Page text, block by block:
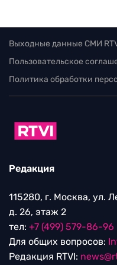
Выходные данные СМИ
Пользовательское
Политика обработки
Редакция
115280, г. Москва, ул.
д. 26, этаж 2
тел: +7 (499) 579-86-96
Для общих вопросов:
Редакция RTVI: